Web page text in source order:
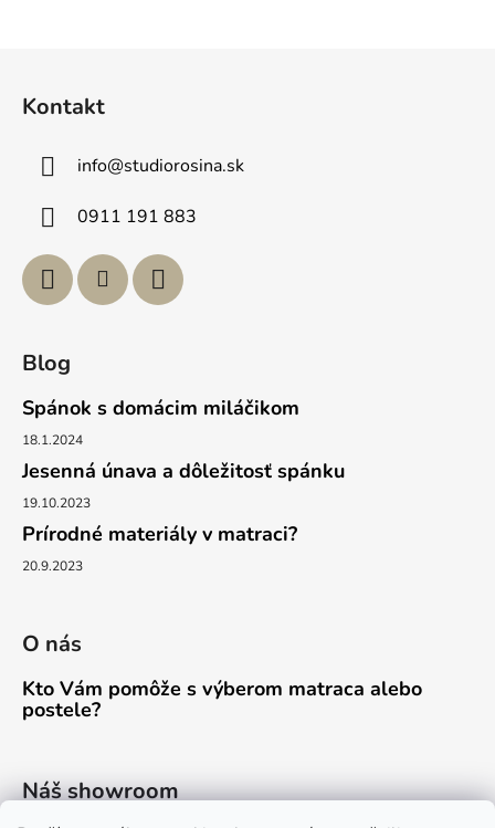
Kontakt
info@studiorosina.sk
0911 191 883
Blog
Spánok s domácim miláčikom
18.1.2024
Jesenná únava a dôležitosť spánku
19.10.2023
Prírodné materiály v matraci?
20.9.2023
O nás
Kto Vám pomôže s výberom matraca alebo
postele?
Náš showroom